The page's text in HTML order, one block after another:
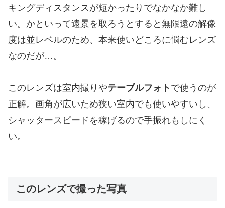
キングディスタンスが短かったりでなかなか難し
い。かといって遠景を取ろうとすると無限遠の解像
度は並レベルのため、本来使いどころに悩むレンズ
なのだが…。
このレンズは室内撮りやテーブルフォト で使うのが
正解。画角が広いため狭い室内でも使いやすいし、
シャッタースピードを稼げるので手振れもしにく
い。
このレンズで撮った写真